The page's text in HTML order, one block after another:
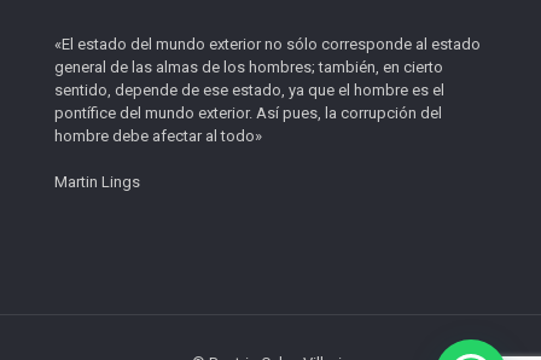
«El estado del mundo exterior no sólo corresponde al estado
general de las almas de los hombres; también, en cierto
sentido, depende de ese estado, ya que el hombre es el
pontífice del mundo exterior. Así pues, la corrupción del
hombre debe afectar al todo»
Martin Lings